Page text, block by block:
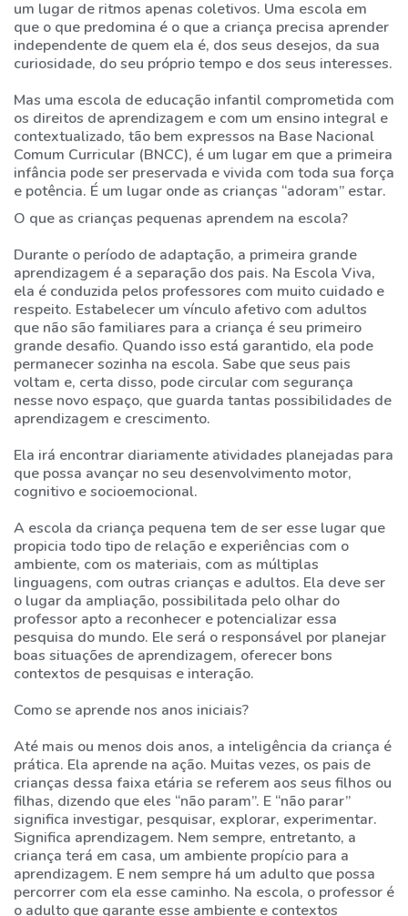
NOS
UMA
MENSAGEM
um lugar de ritmos apenas coletivos. Uma escola em
que o que predomina é o que a criança precisa aprender
independente de quem ela é, dos seus desejos, da sua
curiosidade, do seu próprio tempo e dos seus interesses.
Mas uma escola de educação infantil comprometida com
os direitos de aprendizagem e com um ensino integral e
contextualizado, tão bem expressos na Base Nacional
Comum Curricular (BNCC), é um lugar em que a primeira
infância pode ser preservada e vivida com toda sua força
e potência. É um lugar onde as crianças “adoram” estar.
O que as crianças pequenas aprendem na escola?
Durante o período de adaptação, a primeira grande
aprendizagem é a separação dos pais. Na Escola Viva,
ela é conduzida pelos professores com muito cuidado e
respeito. Estabelecer um vínculo afetivo com adultos
que não são familiares para a criança é seu primeiro
grande desafio. Quando isso está garantido, ela pode
permanecer sozinha na escola. Sabe que seus pais
voltam e, certa disso, pode circular com segurança
nesse novo espaço, que guarda tantas possibilidades de
aprendizagem e crescimento.
Ela irá encontrar diariamente atividades planejadas para
que possa avançar no seu desenvolvimento motor,
cognitivo e socioemocional.
A escola da criança pequena tem de ser esse lugar que
propicia todo tipo de relação e experiências com o
ambiente, com os materiais, com as múltiplas
linguagens, com outras crianças e adultos. Ela deve ser
o lugar da ampliação, possibilitada pelo olhar do
professor apto a reconhecer e potencializar essa
pesquisa do mundo. Ele será o responsável por planejar
boas situações de aprendizagem, oferecer bons
contextos de pesquisas e interação.
Como se aprende nos anos iniciais?
Até mais ou menos dois anos, a inteligência da criança é
prática. Ela aprende na ação. Muitas vezes, os pais de
crianças dessa faixa etária se referem aos seus filhos ou
filhas, dizendo que eles “não param”. E “não parar”
significa investigar, pesquisar, explorar, experimentar.
Significa aprendizagem. Nem sempre, entretanto, a
criança terá em casa, um ambiente propício para a
aprendizagem. E nem sempre há um adulto que possa
percorrer com ela esse caminho. Na escola, o professor é
o adulto que garante esse ambiente e contextos